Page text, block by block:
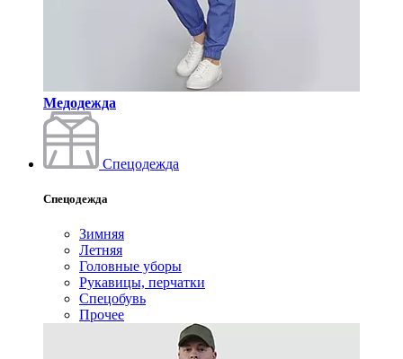
Медодежда
Спецодежда
Спецодежда
Зимняя
Летняя
Головные уборы
Рукавицы, перчатки
Спецобувь
Прочее